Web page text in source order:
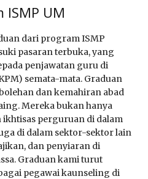
UM
dari program ISMP
pasaran terbuka, yang
penjawatan guru di
semata-mata. Graduan
dan kemahiran abad
Mereka bukan hanya
perguruan di dalam
di dalam sektor-sektor lain
dan penyiaran di
Graduan kami turut
pegawai kaunseling di